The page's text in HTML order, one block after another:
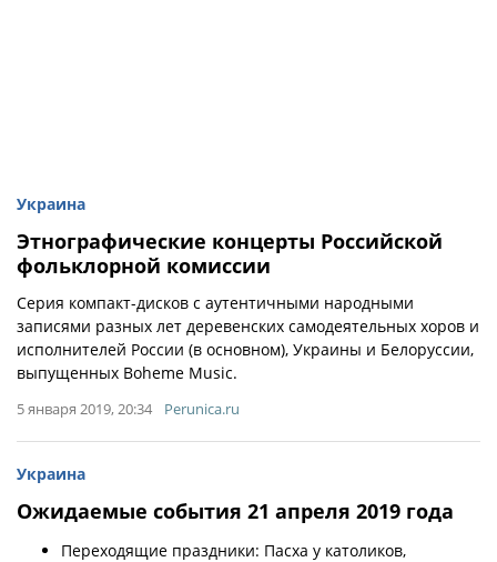
Украина
Этнографические концерты Российской
фольклорной комиссии
Серия компакт-дисков с аутентичными народными
записями разных лет деревенских самодеятельных хоров и
исполнителей России (в основном), Украины и Белоруссии,
выпущенных Boheme Music.
5 января 2019, 20:34 Perunica.ru
Украина
Ожидаемые события 21 апреля 2019 года
Переходящие праздники: Пасха у католиков,